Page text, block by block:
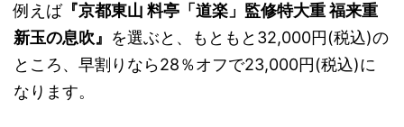
例えば『京都東山 料亭「道楽」監修特大重 福来重
新玉の息吹』 を選ぶと、もともと32,000円(税込)の
ところ、早割りなら28％オフで23,000円(税込)に
なります。